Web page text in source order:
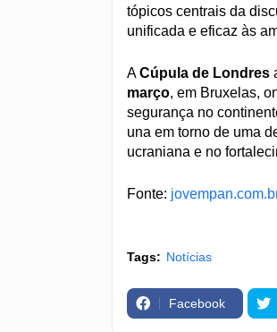
tópicos centrais da
unificada e eficaz às
ACúpula de Londres
março, em Bruxelas,
segurança no
una em torno de uma
ucraniana e no
Fonte:
Tags: Notícias
Facebook